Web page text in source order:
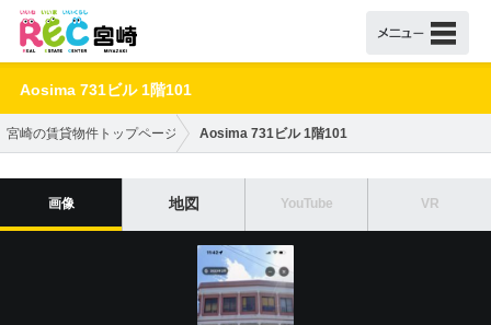
Aosima 731ビル 1階101
宮崎の賃貸物件トップページ Aosima 731ビル 1階101
画像 地図 YouTube VR